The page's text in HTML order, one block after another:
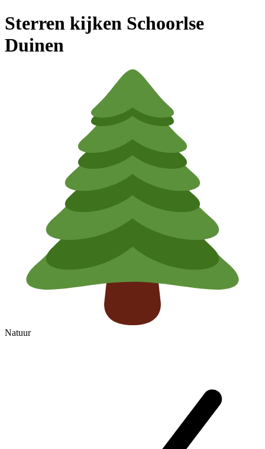
Sterren kijken Schoorlse
Duinen
Natuur